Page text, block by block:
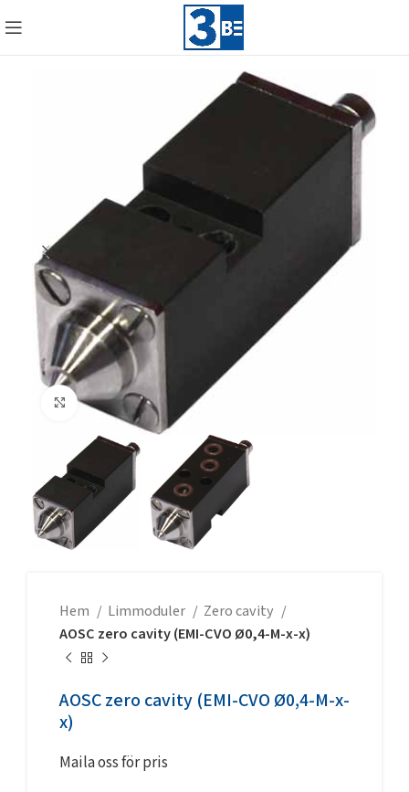
Click to enlarge
Hem Limmoduler
Zero cavity
AOSC zero cavity (EMI-CVO Ø0,4-M-x-x)
AOSC zero cavity (EMI-CVO Ø0,4-M-x-
x)
Maila oss för pris